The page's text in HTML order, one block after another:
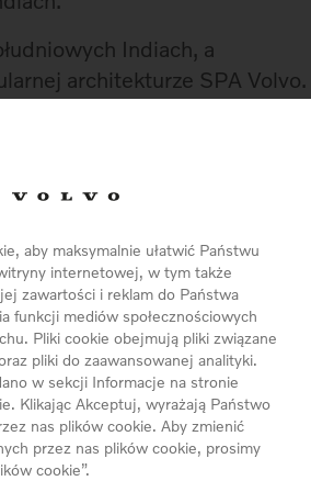
aby maksymalnie ułatwić Państwu
internetowej, w tym także
zawartości i reklam do Państwa
funkcji mediów społecznościowych
Pliki cookie obejmują pliki związane
pliki do zaawansowanej analityki.
w sekcji Informacje na stronie
Klikając Akceptuj, wyrażają Państwo
nas plików cookie. Aby zmienić
przez nas plików cookie, prosimy
cookie”.
Indiach, a
architekturze SPA Volvo.
wykorzysta także
pod Bangalore. Nie planuje
czy finansowego.
sprzedaż aut Volvo
i dyrektor generalny Volvo
Volvo Cars, bo mamy na
rynku, by w nadchodzących